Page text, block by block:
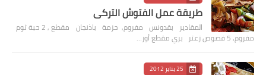
طريقة عمل الفتوش التركي
المقادير بقدونس مفروم, حزمة باذنجان مقطع , 2 حبة ثوم
مفروم, 5 فصوص زعتر بري مقطع أور…
25 يناير 2012